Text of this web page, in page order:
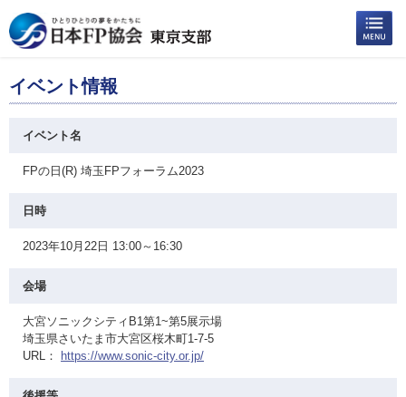
イベント情報
イベント名
FPの日(R) 埼玉FPフォーラム2023
日時
2023年10月22日 13:00～16:30
会場
大宮ソニックシティB1第1~第5展示場
埼玉県さいたま市大宮区桜木町1-7-5
URL：
https://www.sonic-city.or.jp/